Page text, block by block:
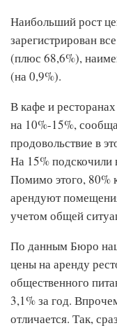
Наибольший рост
зарегистрирован
(плюс 68,6%),
(на 0,9%).
В кафе и
на 10%-15%,
продовольствие в
На 15% подскочили
Помимо этого, 80%
арендуют
учетом общей
По данным Бюро
цены на аренду
общественного
3,1% за год.
отличается. Так,